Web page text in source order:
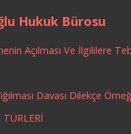
Hukuk Bürosu
Açılması Ve İlgililere
Davası Dilekçe
TÜRLERİ